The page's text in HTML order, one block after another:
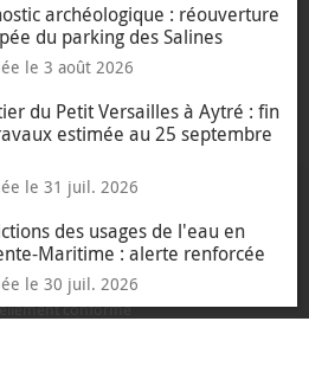
l’usage de cookies pour des
cookies anonymisés de mesure
relative aux données à
sur les données personnelles
J'ai compris
le message
archéologique : réouverture
du parking des Salines
le 3 août 2026
du Petit Versailles à Aytré : fin
estimée au 25 septembre
le 31 juil. 2026
des usages de l'eau en
Maritime : alerte renforcée
le 30 juil. 2026
conforme